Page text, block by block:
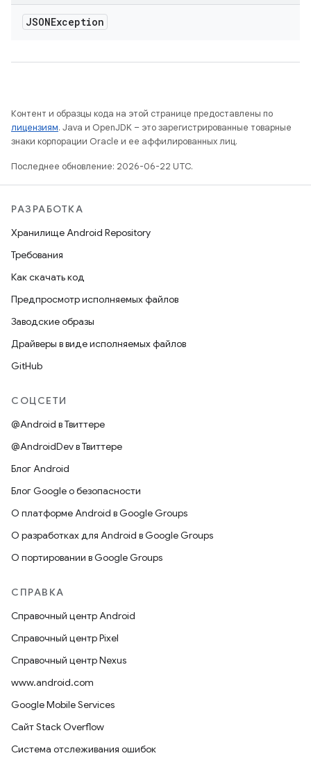
JSONException
Контент и образцы кода на этой странице предоставлены по
лицензиям. Java и OpenJDK – это зарегистрированные товарные
знаки корпорации Oracle и ее аффилированных лиц.
Последнее обновление: 2026-06-22 UTC.
РАЗРАБОТКА
Хранилище Android Repository
Требования
Как скачать код
Предпросмотр исполняемых файлов
Заводские образы
Драйверы в виде исполняемых файлов
GitHub
СОЦСЕТИ
@Android в Твиттере
@AndroidDev в Твиттере
Блог Android
Блог Google о безопасности
О платформе Android в Google Groups
О разработках для Android в Google Groups
О портировании в Google Groups
СПРАВКА
Справочный центр Android
Справочный центр Pixel
Справочный центр Nexus
www.android.com
Google Mobile Services
Сайт Stack Overflow
Система отслеживания ошибок